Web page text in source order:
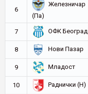
6
Железничар
(Па)
7 ОФК Београд
8 Нови Пазар
9 Младост
10 Раднички (Н)